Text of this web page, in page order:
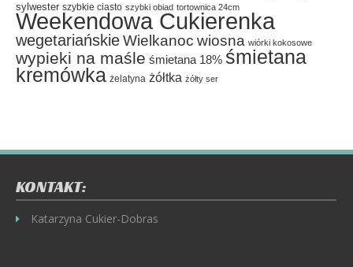
sylwester szybkie ciasto szybki obiad tortownica 24cm
Weekendowa Cukierenka
wegetariańskieWielkanoc wiosna wiórki kokosowe
wypieki na maśle śmietana 18% śmietana
kremówka żelatyna żółtka żółty ser
KONTAKT:
Katarzyna Cukier-Dobras